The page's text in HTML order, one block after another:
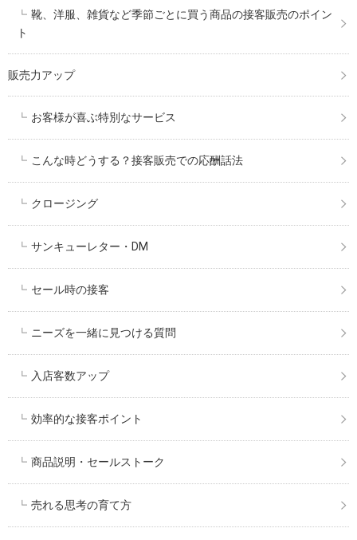
靴、洋服、雑貨など季節ごとに買う商品の接客販売のポイン
ト
販売力アップ
お客様が喜ぶ特別なサービス
こんな時どうする？接客販売での応酬話法
クロージング
サンキューレター・DM
セール時の接客
ニーズを一緒に見つける質問
入店客数アップ
効率的な接客ポイント
商品説明・セールストーク
売れる思考の育て方